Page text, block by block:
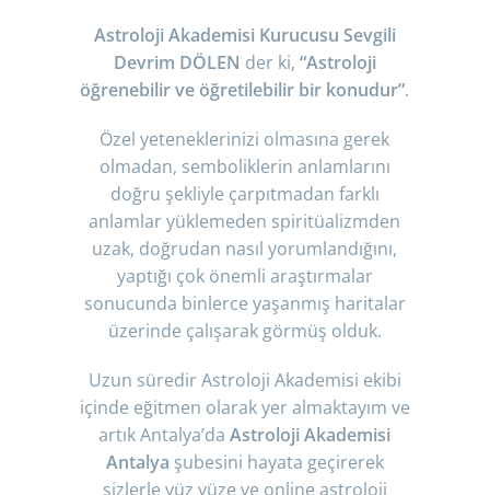
Astroloji Akademisi Kurucusu Sevgili
Devrim DÖLEN der ki, “Astroloji
öğrenebilir ve öğretilebilir bir konudur”.
Özel yeteneklerinizi olmasına gerek
olmadan, semboliklerin anlamlarını
doğru şekliyle çarpıtmadan farklı
anlamlar yüklemeden spiritüalizmden
uzak, doğrudan nasıl yorumlandığını,
yaptığı çok önemli araştırmalar
sonucunda binlerce yaşanmış haritalar
üzerinde çalışarak görmüş olduk.
Uzun süredir Astroloji Akademisi ekibi
içinde eğitmen olarak yer almaktayım ve
artık Antalya’daAstroloji Akademisi
Antalya şubesini hayata geçirerek
sizlerle yüz yüze ve online astroloji